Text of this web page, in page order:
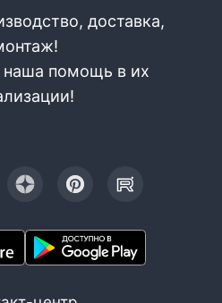
доставка,
помощь в их